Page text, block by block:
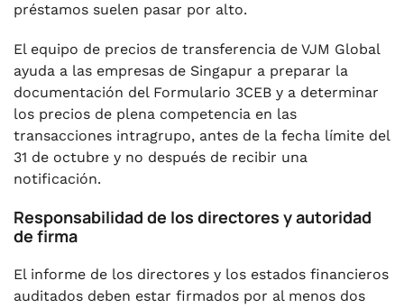
préstamos suelen pasar por alto.
El equipo de precios de transferencia de VJM Global
ayuda a las empresas de Singapur a preparar la
documentación del Formulario 3CEB y a determinar
los precios de plena competencia en las
transacciones intragrupo, antes de la fecha límite del
31 de octubre y no después de recibir una
notificación.
Responsabilidad de los directores y autoridad
de firma
El informe de los directores y los estados financieros
auditados deben estar firmados por al menos dos